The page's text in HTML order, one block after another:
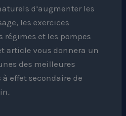
d’augmenter les
les exercices
régimes et les pompes
article vous donnera un
des meilleures
effet secondaire de